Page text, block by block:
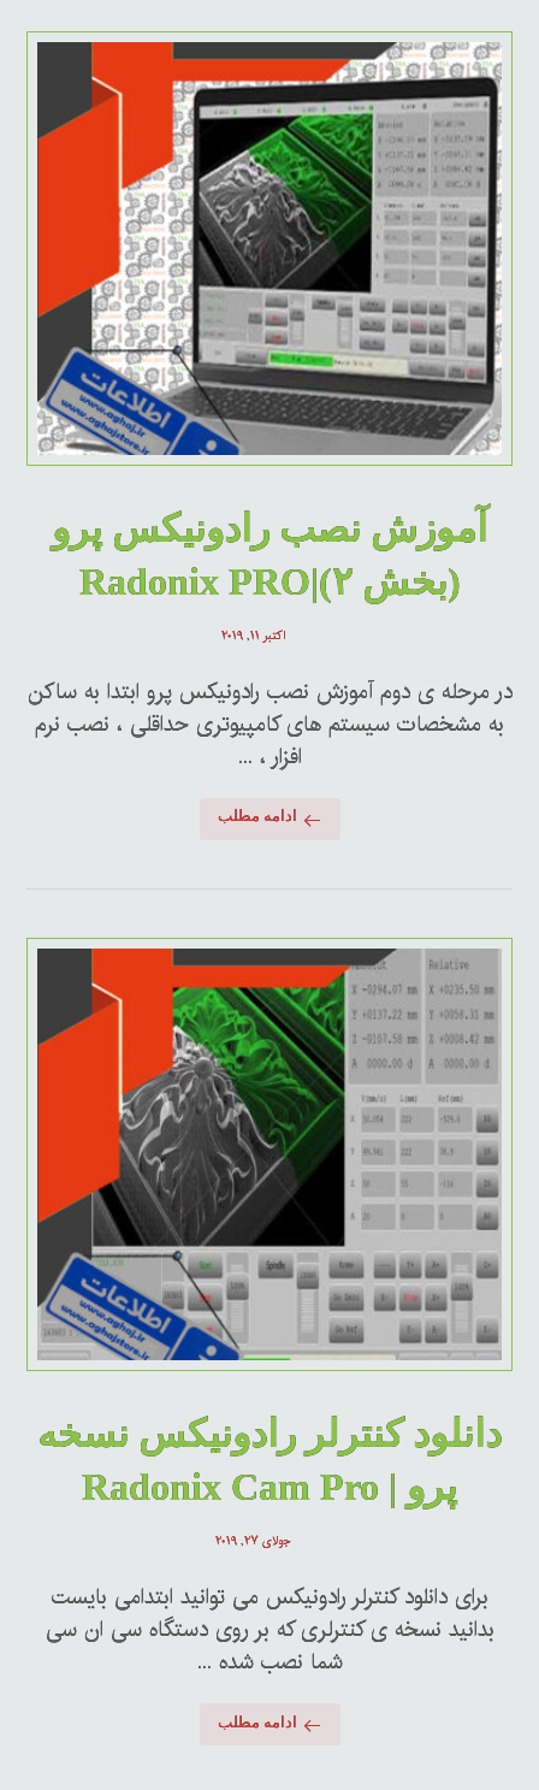
آموزش نصب رادونیکس پرو
(بخش ۲)|Radonix PRO
اکتبر ۱۱, ۲۰۱۹
در مرحله ی دوم آموزش نصب رادونیکس پرو ابتدا به ساکن
به مشخصات سیستم های کامپیوتری حداقلی ، نصب نرم
افزار ، ...
ادامه مطلب
دانلود کنترلر رادونیکس نسخه
پرو | Radonix Cam Pro
جولای ۲۷, ۲۰۱۹
برای دانلود کنترلر رادونیکس می توانید ابتدامی بایست
بدانید نسخه ی کنترلری که بر روی دستگاه سی ان سی
شما نصب شده ...
ادامه مطلب